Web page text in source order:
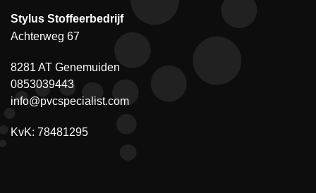
Stylus Stoffeerbedrijf
Achterweg 67
8281 AT Genemuiden
0853039443
info@pvcspecialist.com
KvK: 78481295